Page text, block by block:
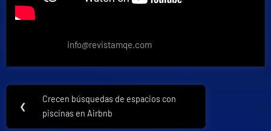
info@revistamqe.com
Navegación
de
❮
Previous
Post:
Crecen búsquedas de espacios con
piscinas en Airbnb